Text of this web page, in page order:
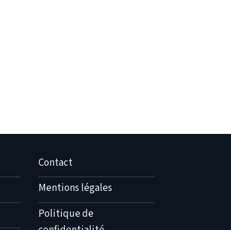
Contact
Mentions légales
Politique de